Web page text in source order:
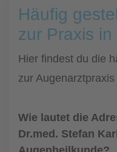
Häufig
zur Praxis in
Hier findest du die
zur
Wie lautet die
Dr.med. Stefan